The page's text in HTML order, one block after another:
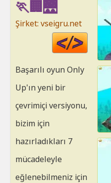
🏃🏢🌉
Şirket: vseigru.net
HTML
Başarılı oyun Only
Up'ın yeni bir
çevrimiçi versiyonu,
bizim için
hazırladıkları 7
mücadeleyle
eğlenebilmeniz için